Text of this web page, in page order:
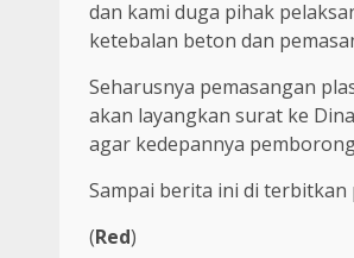
dan kami duga pihak
ketebalan beton dan
Seharusnya pemasangan
akan layangkan surat ke
agar kedepannya
Sampai berita ini di terbitkan
(Red)